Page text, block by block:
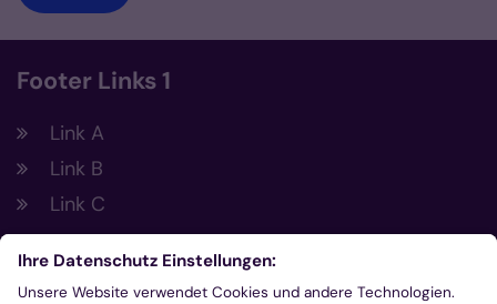
Footer Links 1
Link A
Link B
Link C
Footer Links 2